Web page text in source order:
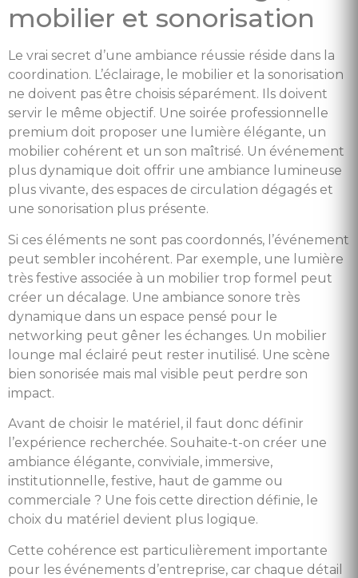
mobilier et sonorisation
Le vrai secret d’une ambiance réussie réside dans la
coordination. L’éclairage, le mobilier et la sonorisation
ne doivent pas être choisis séparément. Ils doivent
servir le même objectif. Une soirée professionnelle
premium doit proposer une lumière élégante, un
mobilier cohérent et un son maîtrisé. Un événement
plus dynamique doit offrir une ambiance lumineuse
plus vivante, des espaces de circulation dégagés et
une sonorisation plus présente.
Si ces éléments ne sont pas coordonnés, l’événement
peut sembler incohérent. Par exemple, une lumière
très festive associée à un mobilier trop formel peut
créer un décalage. Une ambiance sonore très
dynamique dans un espace pensé pour le
networking peut gêner les échanges. Un mobilier
lounge mal éclairé peut rester inutilisé. Une scène
bien sonorisée mais mal visible peut perdre son
impact.
Avant de choisir le matériel, il faut donc définir
l’expérience recherchée. Souhaite-t-on créer une
ambiance élégante, conviviale, immersive,
institutionnelle, festive, haut de gamme ou
commerciale ? Une fois cette direction définie, le
choix du matériel devient plus logique.
Cette cohérence est particulièrement importante
pour les événements d’entreprise, car chaque détail